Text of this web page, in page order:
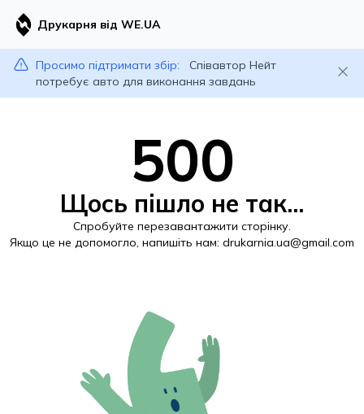
Друкарня від WE.UA
Просимо підтримати збір:
Співавтор Нейт
потребує авто для виконання завдань
500
Щось пішло не так...
Спробуйте перезавантажити сторінку.
Якщо це не допомогло, напишіть нам: drukarnia.ua@gmail.com